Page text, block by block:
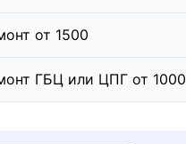
от 1500
ГБЦ или ЦПГ от 1000